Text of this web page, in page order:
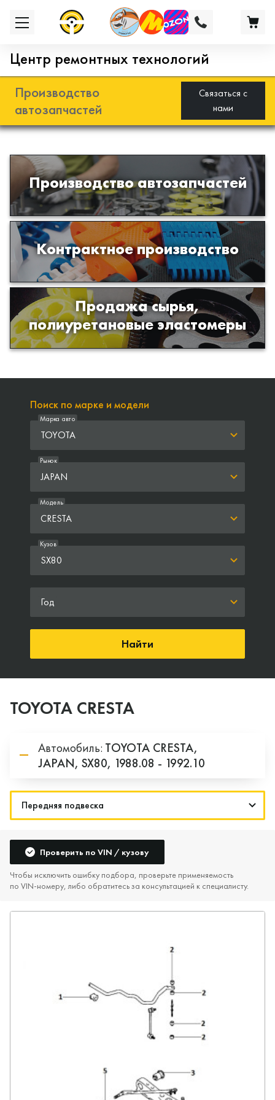
Центр ремонтных технологий
Производство
автозапчастей
Связаться с
нами
Производство автозапчастей
Разработка и производство деталей
из эластомеров для подвески
автомобиля
Контрактное производство
Производство изделий из пластиков
и полимеров по образцам либо
чертежам заказчика
Продажа сырья,
полиуретановые эластомеры
Продажа сырья для производства
изделий из полиуретана
Поиск по марке и модели
TOYOTA
Марка авто
JAPAN
Рынок
CRESTA
Модель
SX80
Кузов
Год
Найти
TOYOTA CRESTA
Автомобиль: TOYOTA CRESTA,
JAPAN, SX80, 1988.08 - 1992.10
Проверить по VIN / кузову
Чтобы исключить ошибку подбора, проверьте применяемость
по VIN‑номеру, либо обратитесь за консультацией к специалисту.